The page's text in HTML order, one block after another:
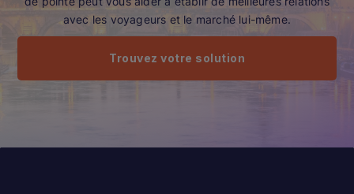
avec les voyageurs et le marché lui-même.
Trouvez votre solution